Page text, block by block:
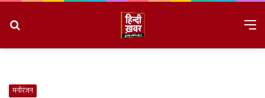
मनोरंजन